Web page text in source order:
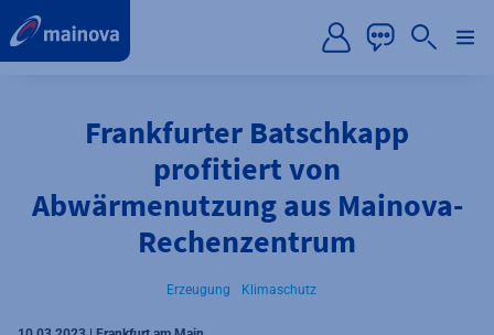
Frankfurter Batschkapp
profitiert von
Abwärmenutzung aus Mainova-
Rechenzentrum
Erzeugung Klimaschutz